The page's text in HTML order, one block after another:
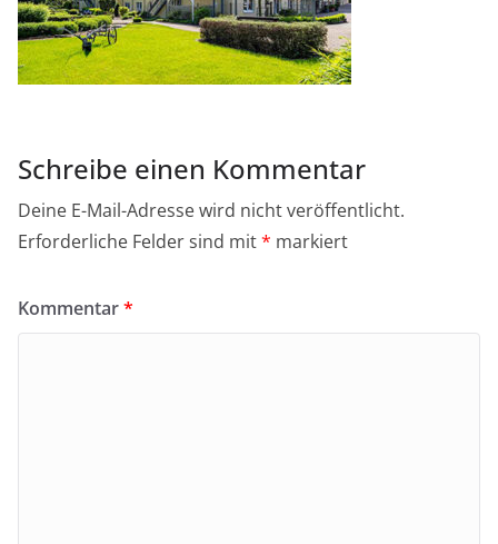
Schreibe einen Kommentar
Deine E-Mail-Adresse wird nicht veröffentlicht.
Erforderliche Felder sind mit* markiert
Kommentar*